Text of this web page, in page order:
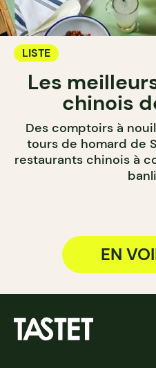
LISTE
Les
chinois
Des comptoirs à
tours de homard de
restaurants chinois à
EN